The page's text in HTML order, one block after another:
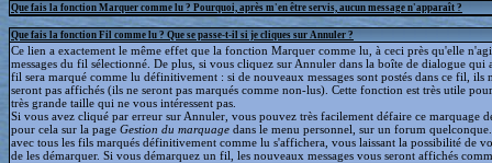
Que fais la fonction Marquer comme lu ? Pourquoi, après m'en être servis, aucun message n'apparaît ?
Que fais la fonction Fil comme lu ? Que se passe-t-il si je cliques sur Annuler ?
Ce lien a exactement le même effet que la fonction Marquer comme lu, à ceci près qu'elle
messages du fil sélectionné. De plus, si vous cliquez sur Annuler dans la boîte de dialogue qui
fil sera marqué comme lu définitivement : si de nouveaux messages sont postés dans ce fil, ils
seront pas affichés (ils ne seront pas marqués comme non-lus). Cette fonction est très utile
très grande taille qui ne vous intéressent pas.
Si vous avez cliqué par erreur sur Annuler, vous pouvez très facilement défaire ce marquage
pour cela sur la page Gestion du marquage dans le menu personnel, sur un forum
avec tous les fils marqués définitivement comme lu s'affichera, vous laissant la possibilité de
de les démarquer. Si vous démarquez un fil, les nouveaux messages vous seront affichés